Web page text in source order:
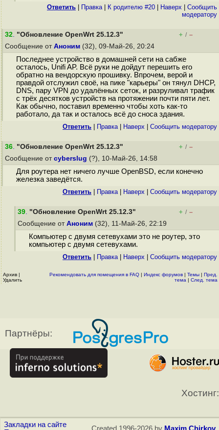
Ответить Правка| К родителю #20 Наверх
Cообщить
модератору
32. "Обновление OpenWrt 25.12.3" + / –
Сообщение от Аноним (32), 09-Май-26, 20:24
Последнее устройство в домашней сети на сабже
осталось, Unifi AP. Всё руки не дойдут перешить его
обратно на вендорскую прошивку. Впрочем, верой и
правдой отслужил своё, на пике "карьеры" он тянул DHCP,
DNS, пару VPN до удалённых сеток, и разруливал трафик
с трёх десятков устройств на протяжении почти пяти лет.
Как обычно, поставил временно чтобы хоть как-то
работало, да так и осталось всё до сноса здания.
Ответить Правка| Наверх Cообщить модератору
36. "Обновление OpenWrt 25.12.3" + / –
Сообщение от cyberslug (?), 10-Май-26, 14:58
Для роутера нет ничего лучше OpenBSD, если конечно
железка заведётся.
Ответить Правка| Наверх Cообщить модератору
39. "Обновление OpenWrt 25.12.3" + / –
Сообщение от Аноним (32), 11-Май-26, 22:19
Компьютер с двумя сетевухами это не роутер, это
компьютер с двумя сетевухами.
Ответить Правка| Наверх Cообщить модератору
Архив |
Удалить
Рекомендовать для помещения в FAQ | Индекс форумов | Темы | Пред.
тема | След. тема
Партнёры:
Хостинг:
Закладки на сайте